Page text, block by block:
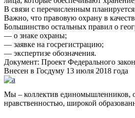
В связи с перечисленным
Важно, что правовую охрану в
Большинство остальных правил о
— о знаке охраны;
— заявке на госрегистрацию;
— экспертизе обозначения.
Документ: Проект Федерального
Внесен в Госдуму 13 июля 2018 года
Мы – коллектив единомышленников,
нравственностью, широкой